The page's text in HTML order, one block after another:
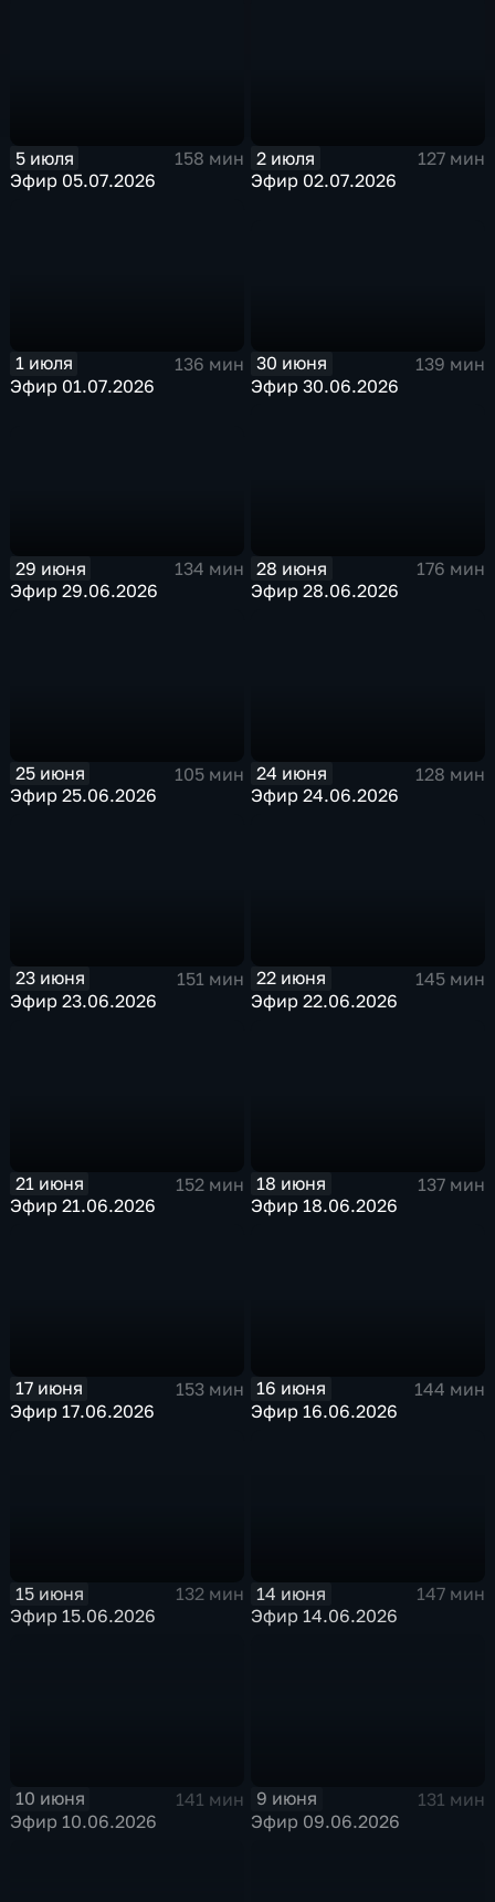
5 июля
158 мин
Эфир 05.07.2026
2 июля
127 мин
Эфир 02.07.2026
1 июля
136 мин
Эфир 01.07.2026
30 июня
139 мин
Эфир 30.06.2026
29 июня
134 мин
Эфир 29.06.2026
28 июня
176 мин
Эфир 28.06.2026
25 июня
105 мин
Эфир 25.06.2026
24 июня
128 мин
Эфир 24.06.2026
23 июня
151 мин
Эфир 23.06.2026
22 июня
145 мин
Эфир 22.06.2026
21 июня
152 мин
Эфир 21.06.2026
18 июня
137 мин
Эфир 18.06.2026
17 июня
153 мин
Эфир 17.06.2026
16 июня
144 мин
Эфир 16.06.2026
15 июня
132 мин
Эфир 15.06.2026
14 июня
147 мин
Эфир 14.06.2026
10 июня
141 мин
Эфир 10.06.2026
9 июня
131 мин
Эфир 09.06.2026